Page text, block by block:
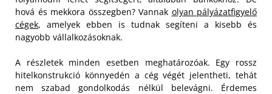
hová és mekkora összegben? Vannak olyan pályázatfigyelő
cégek, amelyek ebben is tudnak segíteni a kisebb és
nagyobb vállalkozásoknak.
A részletek minden esetben meghatározóak. Egy rossz
hitelkonstrukció könnyedén a cég végét jelentheti, tehát
nem szabad gondolkodás nélkül belevágni. Érdemes